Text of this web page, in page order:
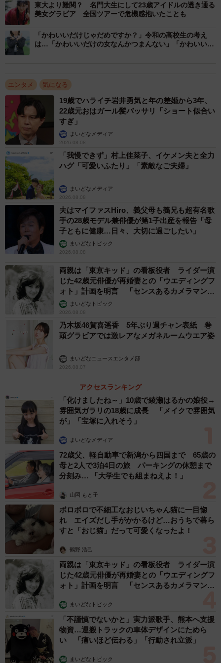
えるのかもしれません。
「櫻坂46」を選んだ女子高生の意見を見ていくと、「かっ
こいいから」「ダンスのキレとかを間近に感じたい」など
ということも背景にあるようです。
「日向坂46」を選んだ女子高生からは、「わちゃわちゃし
てそう」「多幸感がたくさんありそうだから」といったグ
ループ全体の空気感に惹かれる意見や、「曲が楽しそう」
という声も見られました。
これらの結果を総合すると、女子高生にとって、「乃木坂
46」は“王道清楚系アイドル”、「櫻坂46」は“カッコいい系
アイドル”、「日向坂46」は“楽しそうなハッピー系アイド
ル”といったイメージが根付いていることもわかりました。
3/3
【男子】1日入れるとするならどの坂道グループに入りたいか？（出典：
ワカモノリサーチ／https://wakamono-research.co.jp/media/）
ちなみにではありますが…令和の男子高生にも聞いてみた
ところ、「乃木坂46」（70.4％）、「日向坂46」
（20.0％）、「櫻坂46」（9.6％）となり、女子同様「乃木
坂46」が人気なのは変わりませんが、「日向坂46」が約2
割まで伸びているのが特徴的です。
「乃木坂46」に入りたい男子高生の意見を見ていくと、
「可愛いから」「可愛くて憧れるから」など、とにかく“可
愛い”を理由にする男子高生が多数。
青春真っただ中の男子高生にとって“かわいい女性”とお近づ
きになれるなら1日でも入ってみたいと考えてしまうのかも
「日向坂46」を選んだ男子高生からは、「楽しそうだか
ら」「輝きを感じるから」など、“グループのノリ”や“楽し
東大より難関？ 名門大生にして23歳アイドルの透き通る
美女グラビア 全国ツアーで危機感抱いたことも
「かわいいだけじゃだめですか？」令和の高校生の考え
は…「かわいいだけの女なんかつまんない」「かわいいが
エンタメ 気になる
19歳でハライチ岩井勇気と年の差婚から3年、
22歳元おはガール髪バッサリ「ショート似合い
すぎ」
まいどなメディア
2026.08.08
「我慢できず」村上佳菜子、イケメン夫と全力
ハグ「可愛いふたり」「素敵なご夫婦」
まいどなメディア
2026.08.08
夫はマイファスHiro、義父母も義兄も超有名歌
手の28歳モデル兼俳優が第1子出産を報告「母
子ともに健康…日々、大切に過ごしたい」
まいどなトピック
2026.08.08
両親は「東京キッド」の看板役者 ライダー演
じた42歳元俳優が再婚妻との「ウエディングフ
ォト」計画を明言 「センスあるカメラマン求
む」まいどなトピック
2026.08.08
乃木坂46賀喜遥香 5年ぶり週チャン表紙 巻
頭グラビアでは激レアなメガネルームウエア姿
まいどなニュースエンタメ部
2026.08.07
アクセスランキング
「化けましたね～」10歳で綾瀬はるかの娘役→
雰囲気ガラリの18歳に成長 「メイクで雰囲気
が」「宝塚に入れそう」
まいどなメディア
72歳父、軽自動車で新潟から四国まで 65歳の
母と2人で3泊4日の旅 パーキングの休憩まで
分刻み… 「大学生でも組まねえよ！」
山岡 もと子
ボロボロで不細工なおじいちゃん猫に一目惚
れ エイズだし手がかかるけど…おうちで暮ら
すと「おじ猫」だって可愛くなったよ！
鶴野 浩己
両親は「東京キッド」の看板役者 ライダー演
じた42歳元俳優が再婚妻との「ウエディングフ
ォト」計画を明言 「センスあるカメラマン求
まいどなトピック
「不謹慎でないかと」実力派歌手、熊本へ支援
物資…運搬トラックの車体デザインにためら
い 「痛いほど伝わる」「行動され立派」
まいどなトピック